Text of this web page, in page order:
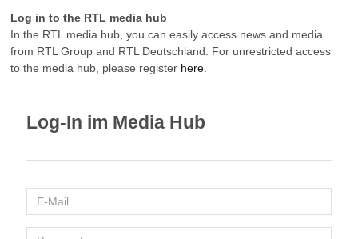
Log in to the RTL media hub
In the RTL media hub, you can easily access news and media
from RTL Group and RTL Deutschland. For unrestricted access
to the media hub, please register here
Log-In im Media Hub